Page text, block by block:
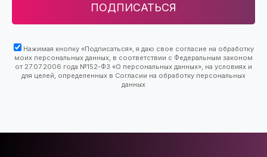
ПОДПИСАТЬСЯ
Нажимая кнопку «Подписаться», я даю свое согласие на обработку
моих персональных данных, в соответствии с Федеральным законом
от 27.07.2006 года №152-ФЗ «О персональных данных», на условиях и
для целей, определенных в Согласии на обработку персональных
данных